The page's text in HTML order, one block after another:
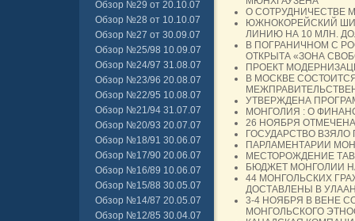
Обзор №29 от 20.10.07
Обзор №28 от 10.10.07
Обзор №27 от 30.09.07
Обзор №25/98 10.09.07
Обзор №24/97 31.08.07
Обзор №23/96 20.08.07
Обзор №22/95 10.08.07
Обзор №21/94 31.07.07
Обзор №20/93 20.07.07
Обзор №18/91 30.06.07
Обзор №17/90 20.06.07
Обзор №16/89 10.06.07
Обзор №15/88 30.05.07
Обзор №14/87 20.05.07
Обзор №12/85 30.04.07
О СОТРУДНИЧЕСТВЕ
ЮЖНОКОРЕЙСКИЙ
ЛИНИЮ НА 10 МЛН.
В ПОГРАНИЧНОМ С
ОТКРЫТА «ЗОНА
ПРОЕКТ
В МОСКВЕ
УТВЕРЖДЕНА
МОНГОЛИЯ : О
26 НОЯБРЯ
ГОСУДАРСТВО ВЗЯЛО
ПАРЛАМЕНТАРИИ
МЕСТОРОЖДЕНИЕ
БЮДЖЕТ МОНГОЛИИ
44 МОНГОЛЬСКИХ
ДОСТАВЛЕНЫ В
3-4 НОЯБРЯ В ВЕНЕ
МОНГОЛЬСКОГО